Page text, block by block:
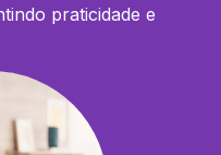
praticidade e